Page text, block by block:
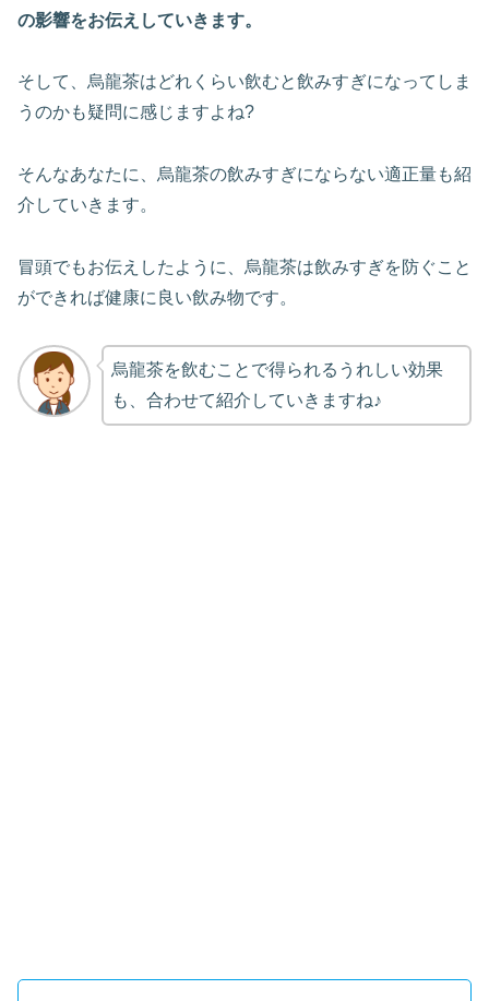
の影響をお伝えしていきます。
そして、烏龍茶はどれくらい飲むと飲みすぎになってしま
うのかも疑問に感じますよね?
そんなあなたに、烏龍茶の飲みすぎにならない適正量も紹
介していきます。
冒頭でもお伝えしたように、烏龍茶は飲みすぎを防ぐこと
ができれば健康に良い飲み物です。
烏龍茶を飲むことで得られるうれしい効果
も、合わせて紹介していきますね♪